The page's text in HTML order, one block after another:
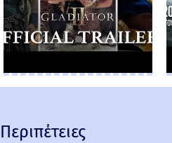
Περιπέτειες